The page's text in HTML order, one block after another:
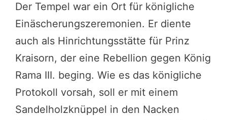
Der Tempel war ein Ort für königliche
Einäscherungszeremonien. Er diente
auch als Hinrichtungsstätte für Prinz
Kraisorn, der eine Rebellion gegen König
Rama III. beging. Wie es das königliche
Protokoll vorsah, soll er mit einem
Sandelholzknüppel in den Nacken